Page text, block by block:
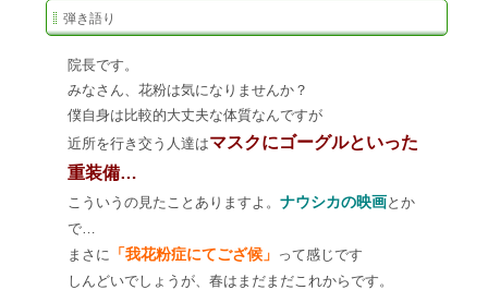
弾き語り
院長です。
みなさん、花粉は気になりませんか？
僕自身は比較的大丈夫な体質なんですが
近所を行き交う人達はマスクにゴーグルといった
重装備…
こういうの見たことありますよ。 ナウシカの映画とか
で…
まさに 「我花粉症にてござ候」 って感じです
しんどいでしょうが、春はまだまだこれからです。